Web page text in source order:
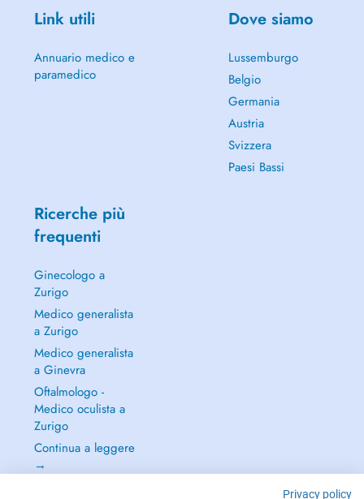
Link utili
Annuario medico e
paramedico
Dove siamo
Lussemburgo
Belgio
Germania
Austria
Svizzera
Paesi Bassi
Ricerche più
frequenti
Ginecologo a
Zurigo
Medico generalista
a Zurigo
Medico generalista
a Ginevra
Oftalmologo -
Medico oculista a
Zurigo
Continua a leggere
→
Privacy policy